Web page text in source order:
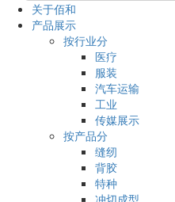
关于佰和
产品展示
按行业分
医疗
服装
汽车运输
工业
传媒展示
按产品分
缝纫
背胶
特种
冲切成型